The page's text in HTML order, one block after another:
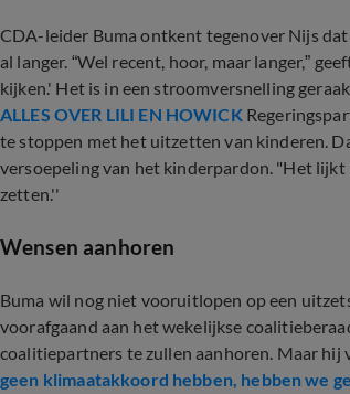
CDA-leider Buma ontkent tegenover Nijs
al langer. “Wel recent, hoor, maar langer,”
kijken.' Het is in een stroomversnelling
ALLES OVER LILI EN HOWICK
te stoppen met het uitzetten van kinderen.
versoepeling van het kinderpardon. "Het
zetten.''
Wensen aanhoren
Buma wil nog niet vooruitlopen op een
voorafgaand aan het wekelijkse
coalitiepartners te zullen aanhoren. Maar hij
geen klimaatakkoord hebben, hebben we